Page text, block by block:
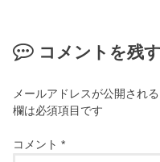
コメントを残す
メールアドレスが公開され
欄は必須項目です
コメント*